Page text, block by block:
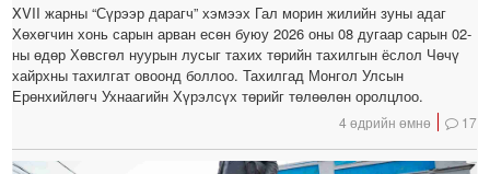
XVII жарны “Сүрээр дарагч” хэмээх Гал морин жилийн зуны адаг
Хөхөгчин хонь сарын арван есөн буюу 2026 оны 08 дугаар сарын 02-
ны өдөр Хөвсгөл нуурын лусыг тахих төрийн тахилгын ёслол Чөчү
хайрхны тахилгат овоонд боллоо. Тахилгад Монгол Улсын
Ерөнхийлөгч Ухнаагийн Хүрэлсүх төрийг төлөөлөн оролцлоо.
4 өдрийн өмнө 17